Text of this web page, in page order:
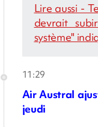
Lire aussi -
devrait
système"
11:29
Air Austral
jeudi